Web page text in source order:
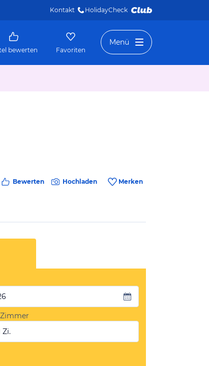
Kontakt HolidayCheck
bewerten Favoriten
Menü
Bewerten Hochladen Merken
Zi.